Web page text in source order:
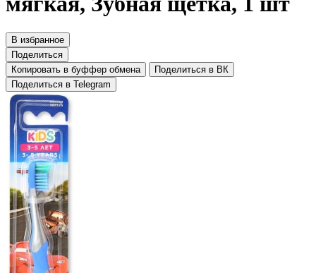
В избранное
Поделиться
Копировать в буффер обмена
Поделиться в ВК
Поделиться в Telegram